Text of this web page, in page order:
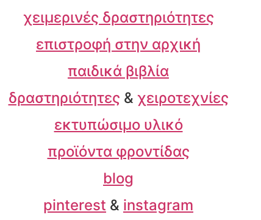
χειμερινές δραστηριότητες
επιστροφή στην αρχική
παιδικά βιβλία
δραστηριότητες & χειροτεχνίες
εκτυπώσιμο υλικό
προϊόντα φροντίδας
blog
pinterest & instagram